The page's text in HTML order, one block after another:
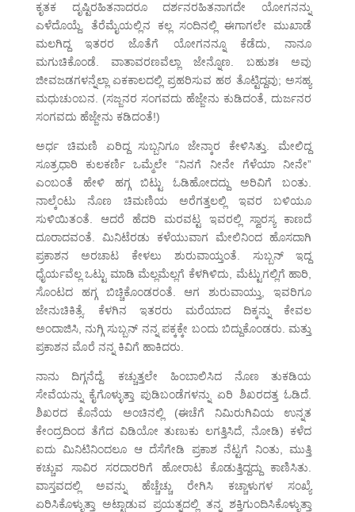
ಕೃತಕ ದೃಷ್ಟಿರಹಿತನಾದರೂ ದರ್ಶನರಹಿತನಾಗದೇ ಯೋಗನನ್ನು
ಎಳೆದೊಯ್ದೆ. ತೆರೆಮೈಯಲ್ಲಿನ ಕಲ್ಲ ಸಂದಿನಲ್ಲಿ ಈಗಾಗಲೇ ಮುಖಾಡೆ
ಮಲಗಿದ್ದ ಇತರರ ಜೊತೆಗೆ ಯೋಗನನ್ನೂ ಕೆಡೆದು, ನಾನೂ
ಮಗುಚಿಕೊಂಡೆ. ವಾತಾವರಣವೆಲ್ಲಾ ಜೇನ್ನೊಣ. ಬಹುಶಃ ಅವು
ಜೀವಜಡಗಳನ್ನೆಲ್ಲಾ ಏಕಕಾಲದಲ್ಲಿ ಪ್ರಹರಿಸುವ ಹಠ ತೊಟ್ಟಿದ್ದವು; ಅಸಹ್ಯ
ಮಧುಚುಂಬನ. (ಸಜ್ಜನರ ಸಂಗವದು ಹೆಜ್ಜೇನು ಕುಡಿದಂತೆ, ದುರ್ಜನರ
ಸಂಗವದು ಹೆಜ್ಜೇನು ಕಡಿದಂತೆ!)
ಅರ್ಧ ಚಿಮಣಿ ಏರಿದ್ದ ಸುಬ್ಬನಿಗೂ ಜೇನ್ಕಾರ ಕೇಳಿಸಿತ್ತು. ಮೇಲಿದ್ದ
ಸೂತ್ರಧಾರಿ ಕುಲಕರ್ಣಿ ಒಮ್ಮೆಲೇ “ನಿನಗೆ ನೀನೇ ಗೆಳೆಯಾ ನೀನೇ”
ಎಂಬಂತೆ ಹೇಳಿ ಹಗ್ಗ ಬಿಟ್ಟು ಓಡಿಹೋದದ್ದು ಅರಿವಿಗೆ ಬಂತು.
ನಾಲ್ಕೆಂಟು ನೊಣ ಚಿಮಣಿಯ ಅರೆಗತ್ತಲಲ್ಲಿ ಇವರ ಬಳಿಯೂ
ಸುಳಿಯಿತಂತೆ. ಆದರೆ ಹೆದರಿ ಮರವಟ್ಟ ಇವರಲ್ಲಿ ಸ್ವಾರಸ್ಯ ಕಾಣದೆ
ದೂರಾದವಂತೆ. ಮಿನಿಟೆರಡು ಕಳೆಯುವಾಗ ಮೇಲಿನಿಂದ ಹೊಸದಾಗಿ
ಪ್ರಕಾಶನ ಅರಚಾಟ ಕೇಳಲು ಶುರುವಾಯ್ತಂತೆ. ಸುಬ್ಬನ್ ಇದ್ದ
ಧೈರ್ಯವೆಲ್ಲ ಒಟ್ಟು ಮಾಡಿ ಮೆಲ್ಲಮೆಲ್ಲಗೆ ಕೆಳಗಿಳಿದು, ಮೆಟ್ಟುಗಲ್ಲಿಗೆ ಹಾರಿ,
ಸೊಂಟದ ಹಗ್ಗ ಬಿಚ್ಚಿಕೊಂಡರಂತೆ. ಆಗ ಶುರುವಾಯ್ತು, ಇವರಿಗೂ
ಜೇನುಚಿಕಿತ್ಸೆ. ಕೆಳಗಿನ ಇತರರು ಮರೆಯಾದ ದಿಕ್ಕನ್ನು ಕೇವಲ
ಅಂದಾಜಿಸಿ, ನುಗ್ಗಿ ಸುಬ್ಬನ್ ನನ್ನ ಪಕ್ಕಕ್ಕೇ ಬಂದು ಬಿದ್ದುಕೊಂಡರು. ಮತ್ತು
ಪ್ರಕಾಶನ ಮೊರೆ ನನ್ನ ಕಿವಿಗೆ ಹಾಕಿದರು.
ನಾನು ದಿಗ್ಗನೆದ್ದೆ. ಕಚ್ಚುತ್ತಲೇ ಹಿಂಬಾಲಿಸಿದ ನೊಣ ತುಕಡಿಯ
ಸೇವೆಯನ್ನು ಕೈಗೊಳ್ಳುತ್ತಾ ಪುಡಿಬಂಡೆಗಳನ್ನು ಏರಿ ಶಿಖರದತ್ತ ಓಡಿದೆ.
ಶಿಖರದ ಕೊನೆಯ ಅಂಚಿನಲ್ಲಿ (ಈಚೆಗೆ ನಿಮಿರುಗಿವಿಯ ಉನ್ನತ
ಕೇಂದ್ರದಿಂದ ತೆಗೆದ ವಿಡಿಯೋ ತುಣುಕು ಲಗತ್ತಿಸಿದೆ, ನೋಡಿ) ಕಳೆದ
ಐದು ಮಿನಿಟಿನಿಂದಲೂ ಆ ದೆಸೆಗೇಡಿ ಪ್ರಕಾಶ ನೆಟ್ಟಗೆ ನಿಂತು, ಮುತ್ತಿ
ಕಚ್ಚುವ ಸಾವಿರ ಸರದಾರರಿಗೆ ಹೋರಾಟ ಕೊಡುತ್ತಿದ್ದದ್ದು ಕಾಣಿಸಿತು.
ವಾಸ್ತವದಲ್ಲಿ ಅವನ್ನು ಹೆಚ್ಚೆಚ್ಚು ರೇಗಿಸಿ ಕಚ್ಚಾಳುಗಳ ಸಂಖ್ಯೆ
ಏರಿಸಿಕೊಳ್ಳುತ್ತಾ ಅಟ್ಟಾಡುವ ಪ್ರಯತ್ನದಲ್ಲಿ ತನ್ನ ಶಕ್ತಿಗುಂದಿಸಿಕೊಳ್ಳುತ್ತಾ